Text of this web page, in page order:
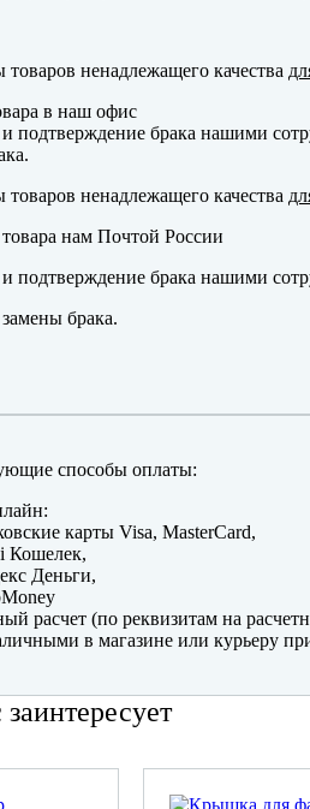
ненадлежащего качества
в наш офис
подтверждение брака нашими
ненадлежащего качества
нам Почтой России
подтверждение брака нашими
брака.
способы оплаты:
карты Visa, MasterCard,
Кошелек,
Деньги,
расчет (по реквизитам на
в магазине или курьеру